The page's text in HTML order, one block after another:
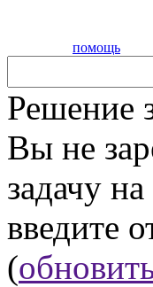
помощь
Решение
Вы не
задачу
введите
(